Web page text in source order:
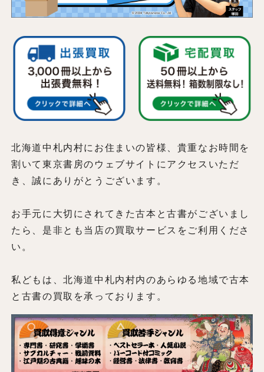
北海道中札内村にお住まいの皆様、貴重なお時間を
割いて東京書房のウェブサイトにアクセスいただ
き、誠にありがとうございます。
お手元に大切にされてきた古本と古書がございまし
たら、是非とも当店の買取サービスをご利用くださ
い。
私どもは、北海道中札内村内のあらゆる地域で古本
と古書の買取を承っております。